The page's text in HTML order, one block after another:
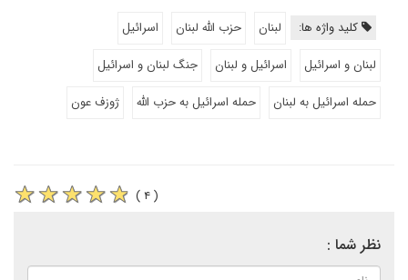
کلید واژه ها: لبنان حزب الله لبنان
اسرائیل
لبنان و اسرائیل
اسرائیل و لبنان
جنگ لبنان و اسرائیل
حمله اسرائیل به لبنان
حمله اسرائیل به حزب الله ژوزف عون
( ۴ )
نظر شما :